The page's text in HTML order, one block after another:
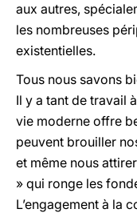
aux autres,
les nombreuses
existentielles.
Tous nous savons
Il y a tant de travail
vie moderne offre
peuvent brouiller
et même nous
» qui ronge les
L’engagement à la